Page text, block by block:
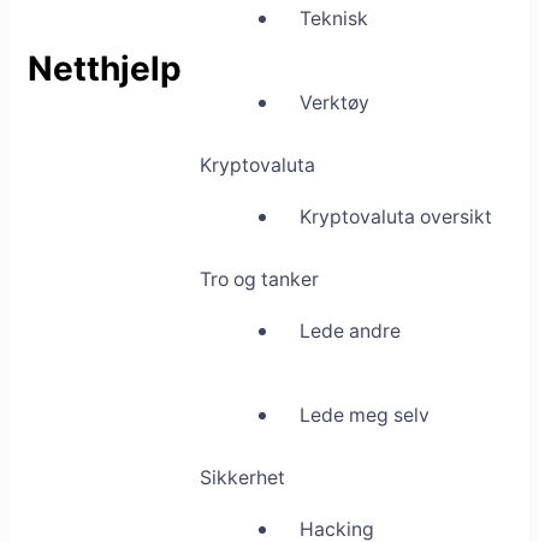
Netthjelp
Teknisk
Verktøy
Kryptovaluta
Kryptovaluta oversikt
Tro og tanker
Lede andre
Lede meg selv
Sikkerhet
Hacking